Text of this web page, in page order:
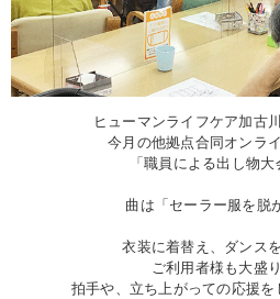
ヒューマンライフケア加古
今月の他拠点合同オンラ
「職員による出し物大
曲は「セーラー服を脱
衣装に着替え、ダンス
ご利用者様も大盛
拍手や、立ち上がっての応援を